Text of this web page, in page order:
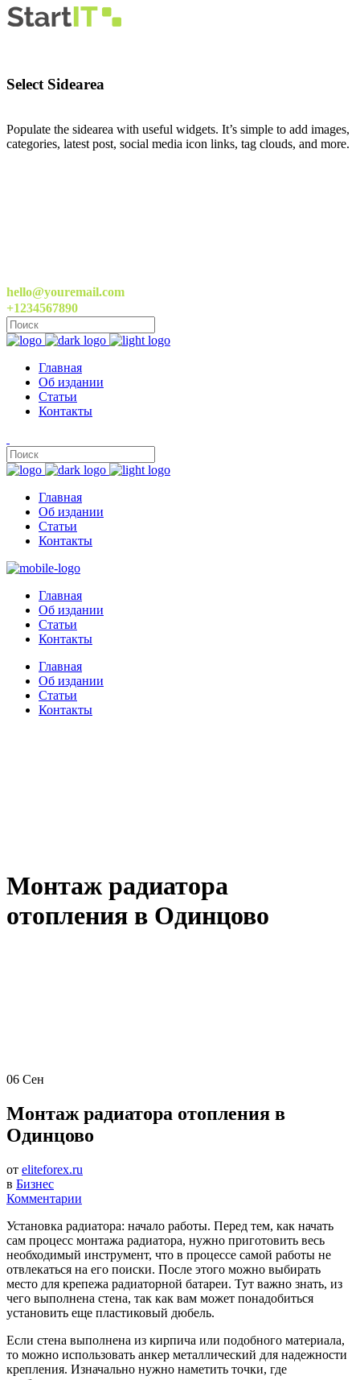
Select Sidearea
Populate the sidearea with useful widgets. It’s simple to add images,
categories, latest post, social media icon links, tag clouds, and more.
hello@youremail.com
+1234567890
Главная
Об издании
Статьи
Контакты
Главная
Об издании
Статьи
Контакты
Главная
Об издании
Статьи
Контакты
Главная
Об издании
Статьи
Контакты
Монтаж радиатора
отопления в Одинцово
06 Сен
Монтаж радиатора отопления в
Одинцово
от eliteforex.ru
в Бизнес
Комментарии
Установка радиатора: начало работы. Перед тем, как начать
сам процесс монтажа радиатора, нужно приготовить весь
необходимый инструмент, что в процессе самой работы не
отвлекаться на его поиски. После этого можно выбирать
место для крепежа радиаторной батареи. Тут важно знать, из
чего выполнена стена, так как вам может понадобиться
установить еще пластиковый дюбель.
Если стена выполнена из кирпича или подобного материала,
то можно использовать анкер металлический для надежности
крепления. Изначально нужно наметить точки, где